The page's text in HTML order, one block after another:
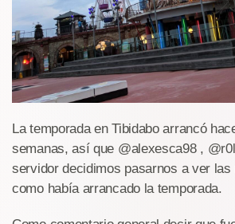
La temporada en Tibidabo arrancó
semanas, así que @alexesca98 ,
servidor decidimos pasarnos a ver
como había arrancado la temporada.